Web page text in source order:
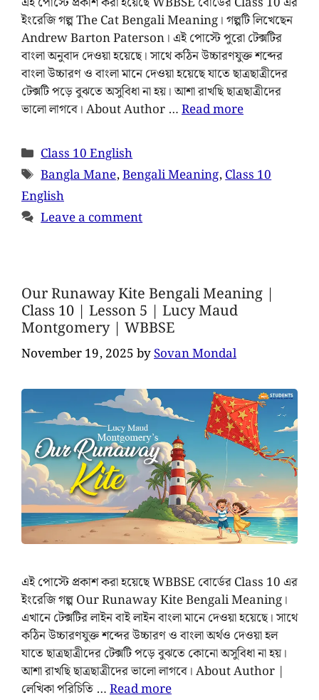
ইংরেজি গল্প The Cat Bengali Meaning। গল্পটি লিখেছেন
Andrew Barton Paterson। এই পোস্টে পুরো টেক্সটির
বাংলা অনুবাদ দেওয়া হয়েছে। সাথে কঠিন উচ্চারণযুক্ত শব্দের
বাংলা উচ্চারণ ও বাংলা মানে দেওয়া হয়েছে যাতে ছাত্রছাত্রীদের
টেক্সটি পড়ে বুঝতে অসুবিধা না হয়। আশা রাখছি ছাত্রছাত্রীদের
ভালো লাগবে। About Author …Read more
Class 10 English
Bangla Mane,Bengali Meaning,Class 10
English
Leave a comment
Our Runaway Kite Bengali Meaning |
Class 10 | Lesson 5 | Lucy Maud
Montgomery | WBBSE
November 19, 2025bySovan Mondal
এই পোস্টে প্রকাশ করা হয়েছে WBBSE বোর্ডের Class 10 এর
ইংরেজি গল্প Our Runaway Kite Bengali Meaning।
এখানে টেক্সটির লাইন বাই লাইন বাংলা মানে দেওয়া হয়েছে। সাথে
কঠিন উচ্চারণযুক্ত শব্দের উচ্চারণ ও বাংলা অর্থও দেওয়া হল
যাতে ছাত্রছাত্রীদের টেক্সটি পড়ে বুঝতে কোনো অসুবিধা না হয়।
আশা রাখছি ছাত্রছাত্রীদের ভালো লাগবে। About Author |
লেখিকা পরিচিতি …Read more